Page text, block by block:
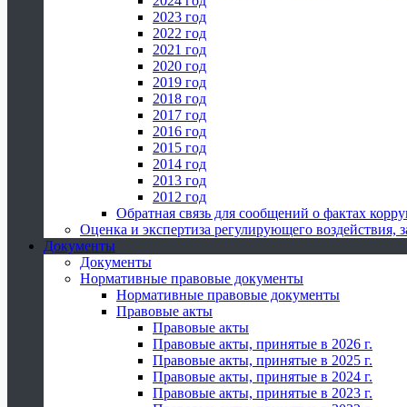
2023 год
2022 год
2021 год
2020 год
2019 год
2018 год
2017 год
2016 год
2015 год
2014 год
2013 год
2012 год
Обратная связь для сообщений о фактах
Оценка и экспертиза регулирующего
Документы
Документы
Нормативные правовые документы
Нормативные правовые документы
Правовые акты
Правовые акты
Правовые акты, принятые в 2026 г.
Правовые акты, принятые в 2025 г.
Правовые акты, принятые в 2024 г.
Правовые акты, принятые в 2023 г.